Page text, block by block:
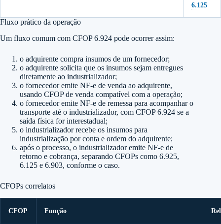
6.125
Fluxo prático da operação
Um fluxo comum com CFOP 6.924 pode ocorrer assim:
o adquirente compra insumos de um fornecedor;
o adquirente solicita que os insumos sejam entregues
diretamente ao industrializador;
o fornecedor emite NF-e de venda ao adquirente,
usando CFOP de venda compatível com a operação;
o fornecedor emite NF-e de remessa para acompanhar o
transporte até o industrializador, com CFOP 6.924 se a
saída física for interestadual;
o industrializador recebe os insumos para
industrialização por conta e ordem do adquirente;
após o processo, o industrializador emite NF-e de
retorno e cobrança, separando CFOPs como 6.925,
6.125 e 6.903, conforme o caso.
CFOPs correlatos
CFOP Função